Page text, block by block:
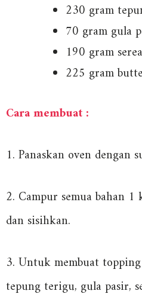
230 gram
70 gram gula
190 gram
225 gram
Cara membuat :
1. Panaskan oven dengan
2. Campur semua bahan
dan sisihkan.
3. Untuk membuat
tepung terigu, gula pasir,